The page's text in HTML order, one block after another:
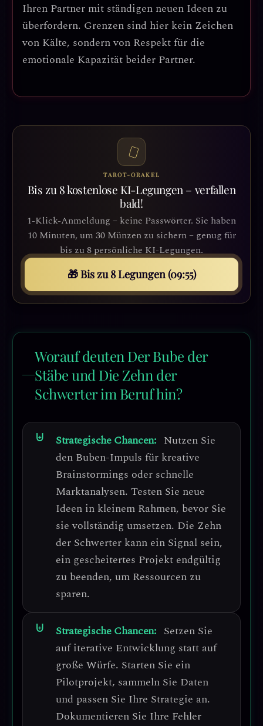
Ihren Partner mit ständigen neuen Ideen zu
überfordern. Grenzen sind hier kein Zeichen
von Kälte, sondern von Respektfür die
emotionale Kapazität beider Partner.
TAROT-ORAKEL
Bis zu 8 kostenlose KI-Legungen – verfallen
bald!
1-Klick-Anmeldung – keine Passwörter. Sie haben
10 Minuten, um 30 Münzen zu sichern – genug für
bis zu 8 persönliche KI-Legungen.
🎁 Bis zu 8 Legungen (09:53)
Worauf deuten Der Bube der
Stäbe und Die Zehn der
Schwerter im Beruf hin?
Strategische Chancen: Nutzen Sie
den Buben-Impuls für kreative
Brainstormings oder schnelle
Marktanalysen. Testen Sie neue
Ideen in kleinem Rahmen, bevor Sie
sie vollständig umsetzen. Die Zehn
der Schwerter kann ein Signal sein,
ein gescheitertes Projekt endgültig
zu beenden, um Ressourcen zu
sparen.
Strategische Chancen: Setzen Sie
auf iterative Entwicklung statt auf
große Würfe. Starten Sie ein
Pilotprojekt, sammeln Sie Daten
und passen Sie Ihre Strategie an.
Dokumentieren Sie Ihre Fehler